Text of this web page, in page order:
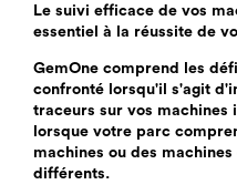
Le suivi efficace de vos
essentiel à la réussite de
GemOne comprend les
confronté lorsqu'il s'agit
traceurs sur vos
lorsque votre parc
machines ou des
différents.